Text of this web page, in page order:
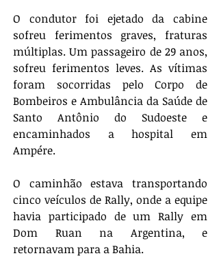
O condutor foi ejetado da cabine
sofreu ferimentos graves, fraturas
múltiplas. Um passageiro de 29 anos,
sofreu ferimentos leves. As vítimas
foram socorridas pelo Corpo de
Bombeiros e Ambulância da Saúde de
Santo Antônio do Sudoeste e
encaminhados a hospital em
Ampére.
O caminhão estava transportando
cinco veículos de Rally, onde a equipe
havia participado de um Rally em
Dom Ruan na Argentina, e
retornavam para a Bahia.